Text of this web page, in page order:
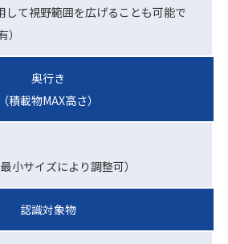
して視野範囲を広げることも可能で
奥行き
（積載物MAX高さ）
小サイズにより調整可）
認識対象物